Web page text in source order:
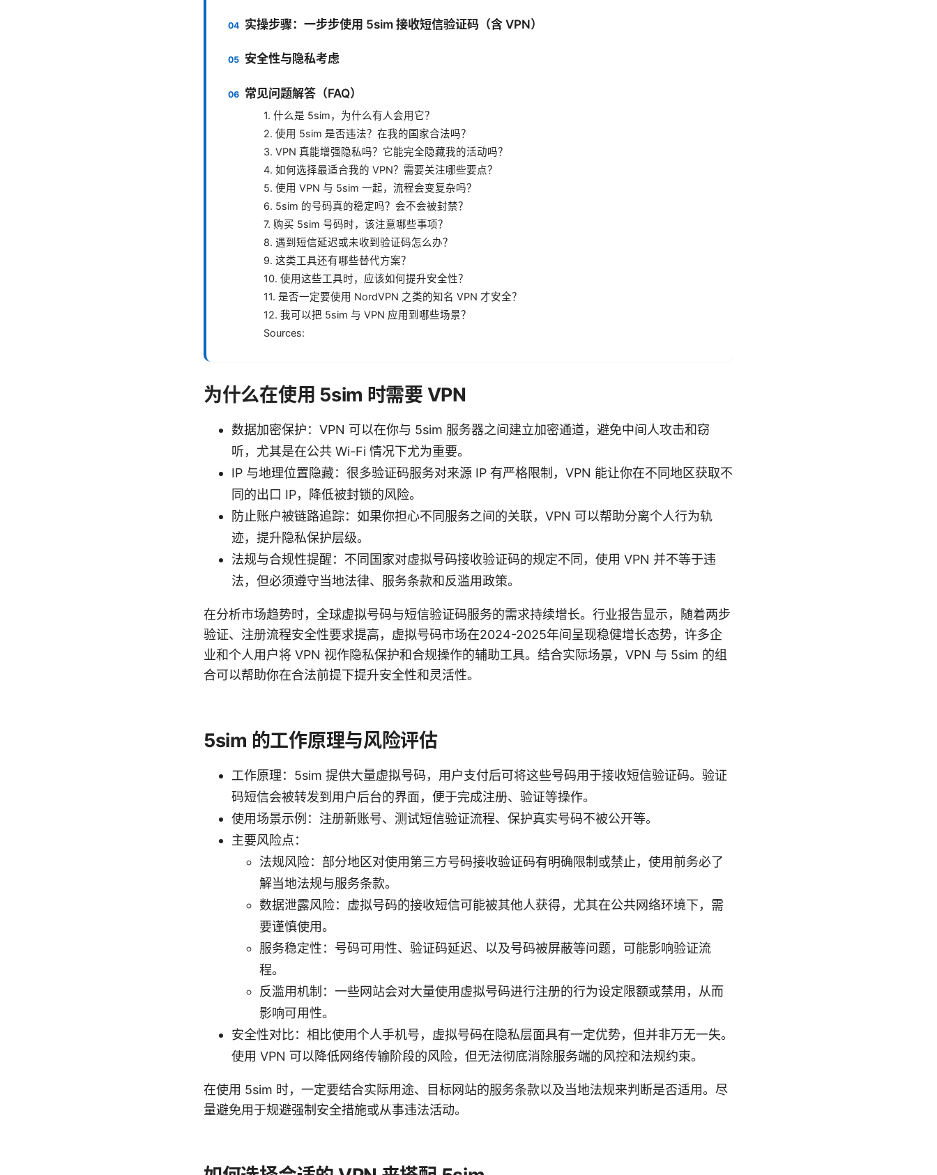
实操步骤：一步步使用 5sim 接收短信验证码（含 VPN）
安全性与隐私考虑
常见问题解答（FAQ）
1. 什么是 5sim，为什么有人会用它？
2. 使用 5sim 是否违法？在我的国家合法吗？
3. VPN 真能增强隐私吗？它能完全隐藏我的活动吗？
4. 如何选择最适合我的 VPN？需要关注哪些要点？
5. 使用 VPN 与 5sim 一起，流程会变复杂吗？
6. 5sim 的号码真的稳定吗？会不会被封禁？
7. 购买 5sim 号码时，该注意哪些事项？
8. 遇到短信延迟或未收到验证码怎么办？
9. 这类工具还有哪些替代方案？
10. 使用这些工具时，应该如何提升安全性？
11. 是否一定要使用 NordVPN 之类的知名 VPN 才安全？
12. 我可以把 5sim 与 VPN 应用到哪些场景？
Sources:
为什么在使用 5sim 时需要 VPN
数据加密保护：VPN 可以在你与 5sim 服务器之间建立加密通道，避免中间人攻击和窃
听，尤其是在公共 Wi-Fi 情况下尤为重要。
IP 与地理位置隐藏：很多验证码服务对来源 IP 有严格限制，VPN 能让你在不同地区获取不
同的出口 IP，降低被封锁的风险。
防止账户被链路追踪：如果你担心不同服务之间的关联，VPN 可以帮助分离个人行为轨
迹，提升隐私保护层级。
法规与合规性提醒：不同国家对虚拟号码接收验证码的规定不同，使用 VPN 并不等于违
法，但必须遵守当地法律、服务条款和反滥用政策。
在分析市场趋势时，全球虚拟号码与短信验证码服务的需求持续增长。行业报告显示，随着两步
验证、注册流程安全性要求提高，虚拟号码市场在2024-2025年间呈现稳健增长态势，许多企
业和个人用户将 VPN 视作隐私保护和合规操作的辅助工具。结合实际场景，VPN 与 5sim 的组
合可以帮助你在合法前提下提升安全性和灵活性。
5sim 的工作原理与风险评估
工作原理：5sim 提供大量虚拟号码，用户支付后可将这些号码用于接收短信验证码。验证
码短信会被转发到用户后台的界面，便于完成注册、验证等操作。
使用场景示例：注册新账号、测试短信验证流程、保护真实号码不被公开等。
主要风险点：
法规风险：部分地区对使用第三方号码接收验证码有明确限制或禁止，使用前务必了
解当地法规与服务条款。
数据泄露风险：虚拟号码的接收短信可能被其他人获得，尤其在公共网络环境下，需
要谨慎使用。
服务稳定性：号码可用性、验证码延迟、以及号码被屏蔽等问题，可能影响验证流
程。
反滥用机制：一些网站会对大量使用虚拟号码进行注册的行为设定限额或禁用，从而
影响可用性。
安全性对比：相比使用个人手机号，虚拟号码在隐私层面具有一定优势，但并非万无一失。
使用 VPN 可以降低网络传输阶段的风险，但无法彻底消除服务端的风控和法规约束。
在使用 5sim 时，一定要结合实际用途、目标网站的服务条款以及当地法规来判断是否适用。尽
量避免用于规避强制安全措施或从事违法活动。